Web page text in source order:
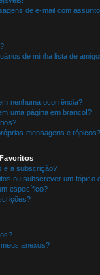
de e-mail com
de minha lista de
nenhuma ocorrência?
uma página em branco!?
mensagens e tópicos?
e a subscrição?
ou subscrever um tópico
específico?
anexos?